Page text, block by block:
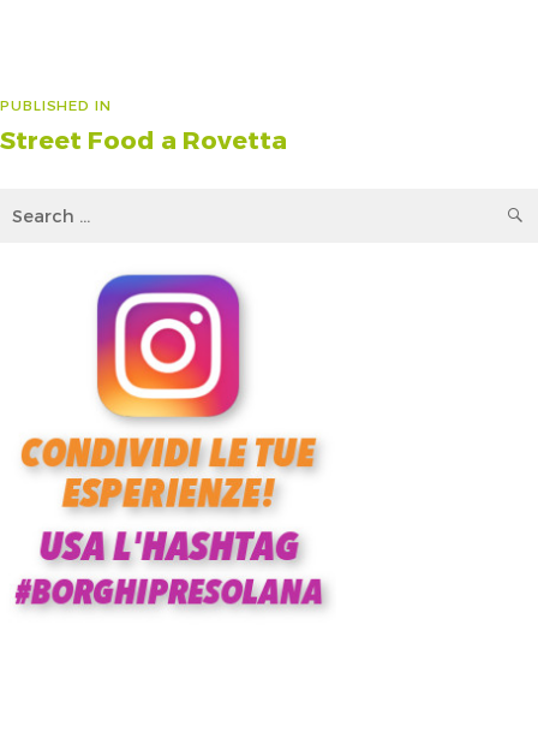
Navigazione
articoli
PUBLISHED IN
Street Food a Rovetta